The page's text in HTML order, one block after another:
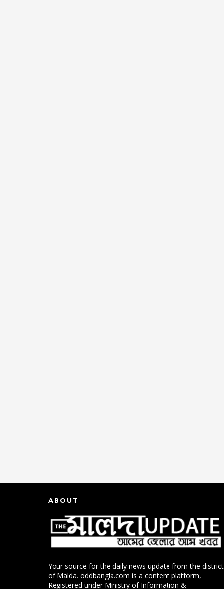
ABOUT
Your source for the daily news update from the district
of Malda. oddbangla.com is a content platform,
Registered under Ministry of Information &